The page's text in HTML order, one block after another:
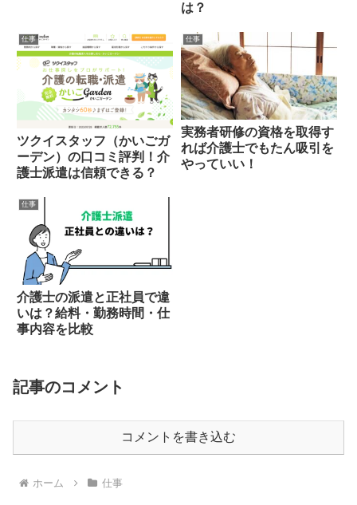
は？
仕事
ツクイスタッフ（かいごガ
ーデン）の口コミ評判！介
護士派遣は信頼できる？
仕事
実務者研修の資格を取得す
れば介護士でもたん吸引を
やっていい！
仕事
介護士の派遣と正社員で違
いは？給料・勤務時間・仕
事内容を比較
記事のコメント
コメントを書き込む
ホーム 仕事